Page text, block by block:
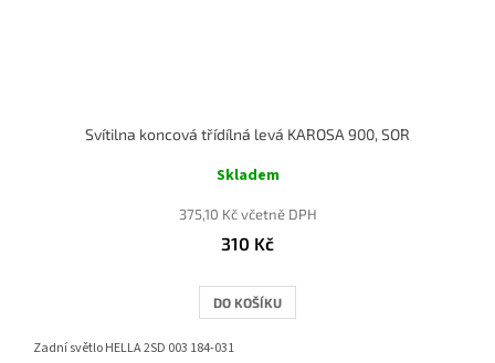
Svítilna koncová třídílná levá KAROSA 900, SOR
Skladem
375,10 Kč včetně DPH
310 Kč
DO KOŠÍKU
Zadní světlo HELLA 2SD 003 184-031